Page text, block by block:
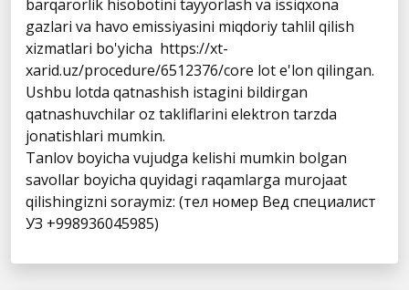
barqarorlik hisobotini tayyorlash va issiqxona
gazlari va havo emissiyasini miqdoriy tahlil qilish
xizmatlari bo'yicha https://xt-
xarid.uz/procedure/6512376/core lot e'lon qilingan.
Ushbu lotda qatnashish istagini bildirgan
qatnashuvchilar oz takliflarini elektron tarzda
jonatishlari mumkin.
Tanlov boyicha vujudga kelishi mumkin bolgan
savollar boyicha quyidagi raqamlarga murojaat
qilishingizni soraymiz: (тел номер Вед специалист
УЗ +998936045985)